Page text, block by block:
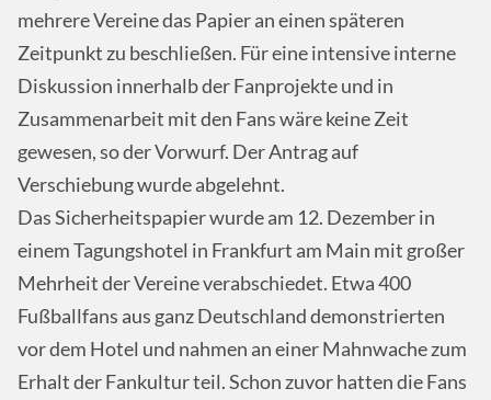
mehrere Vereine das Papier an einen späteren
Zeitpunkt zu beschließen. Für eine intensive interne
Diskussion innerhalb der Fanprojekte und in
Zusammenarbeit mit den Fans wäre keine Zeit
gewesen, so der Vorwurf. Der Antrag auf
Verschiebung wurde abgelehnt.
Das Sicherheitspapier wurde am 12. Dezember in
einem Tagungshotel in Frankfurt am Main mit großer
Mehrheit der Vereine verabschiedet. Etwa 400
Fußballfans aus ganz Deutschland demonstrierten
vor dem Hotel und nahmen an einer Mahnwache zum
Erhalt der Fankultur teil. Schon zuvor hatten die Fans